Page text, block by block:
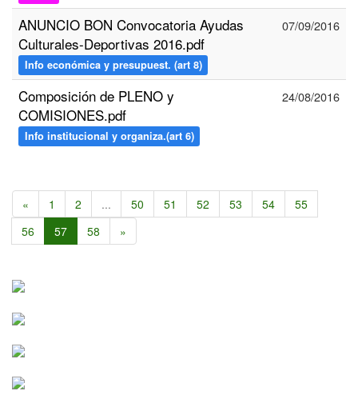
ANUNCIO BON Convocatoria Ayudas
Culturales-Deportivas 2016.pdf
Info económica y presupuest. (art 8)
07/09/2016
Composición de PLENO y
COMISIONES.pdf
Info institucional y organiza.(art 6)
24/08/2016
« 1 2 ... 50 51 52 53 54
55
56
57 58 »